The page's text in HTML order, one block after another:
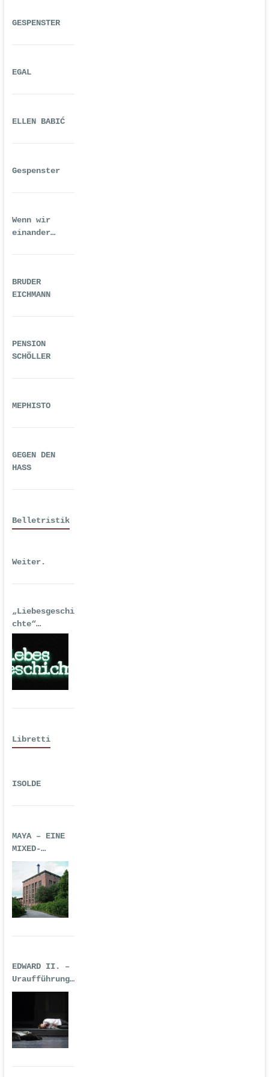
GESPENSTER
EGAL
ELLEN BABIĆ
Gespenster
Wenn wir
einander
BRUDER
EICHMANN
PENSION
SCHÖLLER
MEPHISTO
GEGEN DEN
HASS
Belletristik
Weiter.
„Liebesgeschi
chte“
| Erstausgabe
2016 als
Hörspiel
Libretti
ISOLDE
MAYA – EINE
MIXED-
REALITY-
TECHNO-OPER
EDWARD II. –
Uraufführung
| Premiere:
Deutsche Oper
Berlin